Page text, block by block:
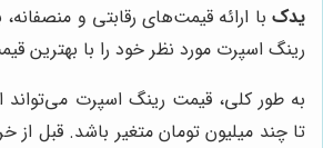
یدک با ارائه قیمت‌های رقابتی و
رینگ اسپرت مورد نظر خود را با بهترین
به طور کلی، قیمت رینگ اسپرت می‌تواند
تا چند میلیون تومان متغیر باشد. قبل از